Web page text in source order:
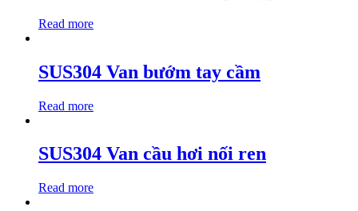
Read more
SUS304 Van bướm tay cầm
Read more
SUS304 Van cầu hơi nối ren
Read more